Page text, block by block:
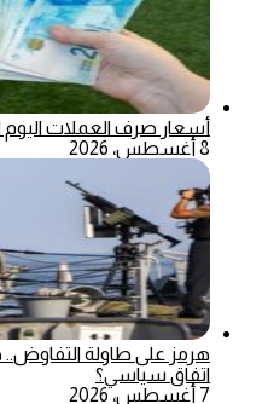
أسعار صرف العملات
8 أغسطس، 2026
هرمز على طاولة التفاوض..
اتفاق سياسي؟
7 أغسطس، 2026